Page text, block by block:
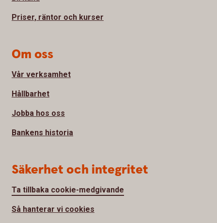
Priser, räntor och kurser
Om oss
Vår verksamhet
Hållbarhet
Jobba hos oss
Bankens historia
Säkerhet och integritet
Ta tillbaka cookie-medgivande
Så hanterar vi cookies